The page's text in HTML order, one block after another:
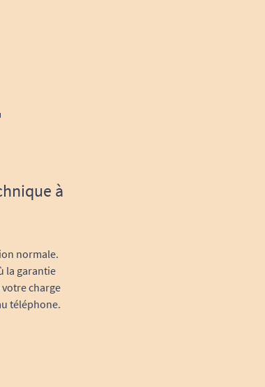
à
normale.
la garantie
charge
téléphone.